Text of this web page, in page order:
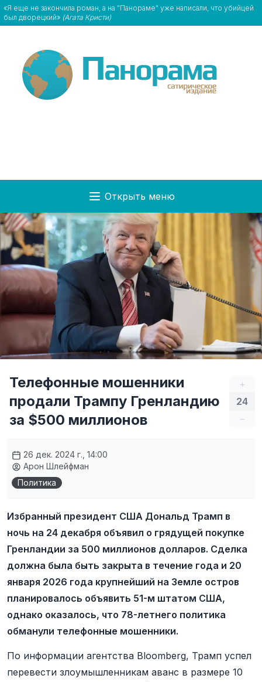
«Я еще не закончила роман, а на "Панораме" уже написали, что убийцей
был дворецкий» (Агата Кристи)
Открыть меню
+
24
–
Телефонные мошенники
продали Трампу Гренландию
за $500 миллионов
26 дек. 2024 г., 14:00
Арон Шлейфман
Политика
Избранный президент США Дональд Трамп в
ночь на 24 декабря объявил о грядущей покупке
Гренландии за 500 миллионов долларов. Сделка
должна была быть закрыта в течение года и 20
января 2026 года крупнейший на Земле остров
планировалось объявить 51-м штатом США,
однако оказалось, что 78-летнего политика
обманули телефонные мошенники.
По информации агентства Bloomberg, Трамп успел
перевести злоумышленникам аванс в размере 10